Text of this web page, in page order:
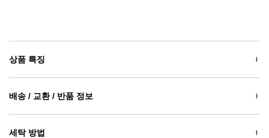
상품 특징
배송 / 교환 / 반품 정보
세탁 방법